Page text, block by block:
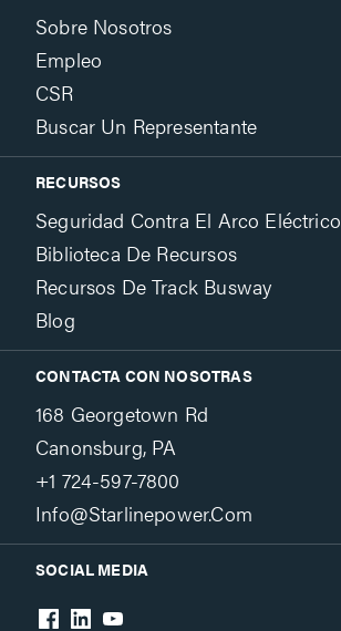
Sobre Nosotros
Empleo
CSR
Buscar Un Representante
RECURSOS
Seguridad Contra El Arco Eléctrico
Biblioteca De Recursos
Recursos De Track Busway
Blog
CONTACTA CON NOSOTRAS
168 Georgetown Rd
Canonsburg, PA
+1 724-597-7800
Info@starlinepower.com
SOCIAL MEDIA